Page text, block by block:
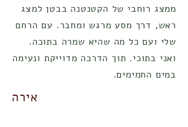
ממצג רוחבי של הקטנטנה בבטן למצג
ראש, דרך מסע מרגש ומחבר. עם הרחם
שלי ועם כל מה שהיא שמרה בתוכה.
ואני בתוכי. תוך הדרכה מדוייקת ונעימה
במים החמימים.
אירה